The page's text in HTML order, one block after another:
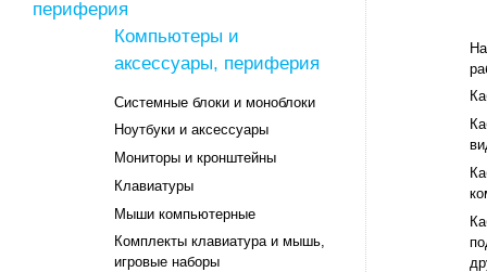
Компьютеры и
аксессуары, периферия
Системные блоки и моноблоки
Ноутбуки и аксессуары
Мониторы и кронштейны
Клавиатуры
Мыши компьютерные
Комплекты клавиатура и мышь,
игровые наборы